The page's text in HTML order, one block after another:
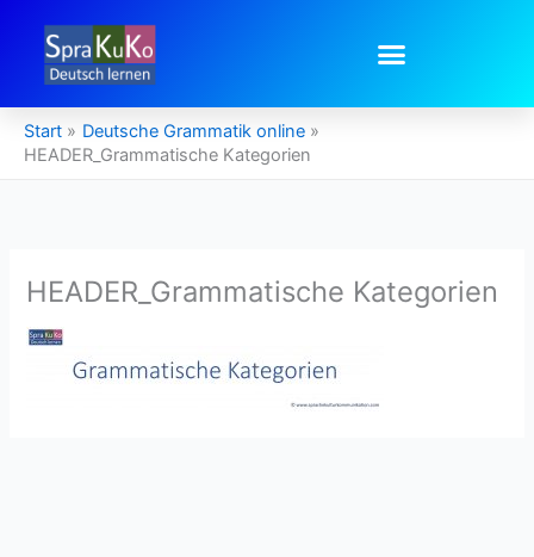
springen
Start
Deutsche Grammatik online
HEADER_Grammatische Kategorien
HEADER_Grammatische Kategorien